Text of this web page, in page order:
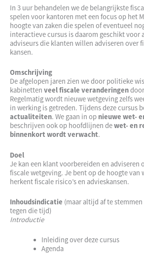
In 3 uur behandelen we de belangrijkste
spelen voor kantoren met een focus op het
hoogte van zaken die spelen of eventueel
interactieve cursus is daarom geschikt voor
adviseurs die klanten willen adviseren over
kansen.
Omschrijving
De afgelopen jaren zien we door politieke
kabinetten veel fiscale veranderingen
Regelmatig wordt nieuwe wetgeving zelfs
in werking is getreden. Tijdens deze cursus
actualiteiten. We gaan in op nieuwe wet-
beschrijven ook op hoofdlijnen dewet- en
binnenkort wordt verwacht.
Doel
Je kan een klant voorbereiden en adviseren
fiscale wetgeving. Je bent op de hoogte van
herkent fiscale risico’s en advieskansen.
Inhoudsindicatie (maar altijd af te
tegen die tijd)
Introductie
Inleiding over deze cursus
Agenda